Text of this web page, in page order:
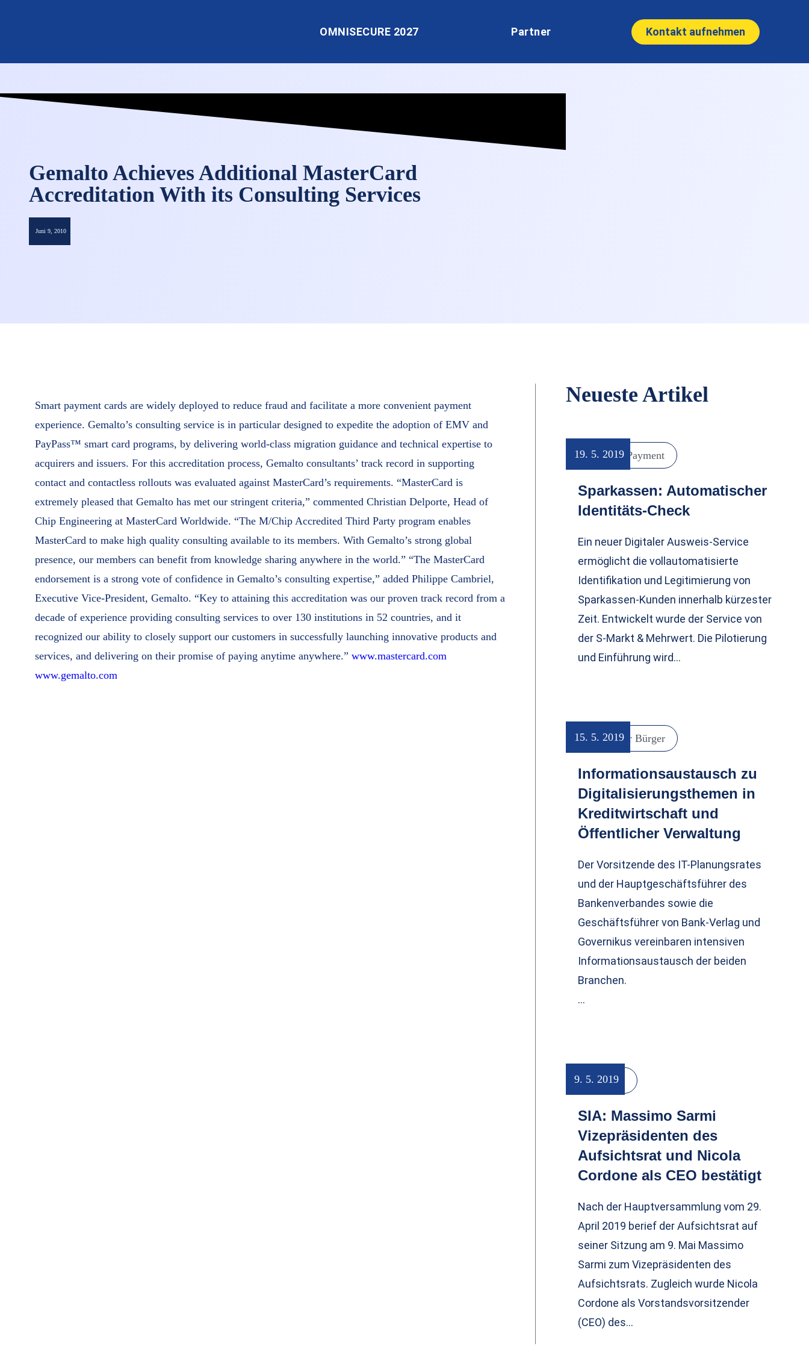
OMNISECURE 2027 Partner Kontakt aufnehmen
Gemalto Achieves Additional MasterCard
Accreditation With its Consulting Services
Juni 9, 2010
Smart payment cards are widely deployed to reduce fraud and facilitate a more convenient payment
experience. Gemalto’s consulting service is in particular designed to expedite the adoption of EMV and
PayPass™ smart card programs, by delivering world-class migration guidance and technical expertise to
acquirers and issuers. For this accreditation process, Gemalto consultants’ track record in supporting
contact and contactless rollouts was evaluated against MasterCard’s requirements. “MasterCard is
extremely pleased that Gemalto has met our stringent criteria,” commented Christian Delporte, Head of
Chip Engineering at MasterCard Worldwide. “The M/Chip Accredited Third Party program enables
MasterCard to make high quality consulting available to its members. With Gemalto’s strong global
presence, our members can benefit from knowledge sharing anywhere in the world.” “The MasterCard
endorsement is a strong vote of confidence in Gemalto’s consulting expertise,” added Philippe Cambriel,
Executive Vice-President, Gemalto. “Key to attaining this accreditation was our proven track record from a
decade of experience providing consulting services to over 130 institutions in 52 countries, and it
recognized our ability to closely support our customers in successfully launching innovative products and
services, and delivering on their promise of paying anytime anywhere.” www.mastercard.com
www.gemalto.com
Neueste Artikel
19. 5. 2019
Digital Payment
Sparkassen: Automatischer
Identitäts-Check
Ein neuer Digitaler Ausweis-Service
ermöglicht die vollautomatisierte
Identifikation und Legitimierung von
Sparkassen-Kunden innerhalb kürzester
Zeit. Entwickelt wurde der Service von
der S-Markt & Mehrwert. Die Pilotierung
und Einführung wird…
15. 5. 2019
Digitaler Bürger
Informationsaustausch zu
Digitalisierungsthemen in
Kreditwirtschaft und
Öffentlicher Verwaltung
Der Vorsitzende des IT-Planungsrates
und der Hauptgeschäftsführer des
Bankenverbandes sowie die
Geschäftsführer von Bank-Verlag und
Governikus vereinbaren intensiven
Informationsaustausch der beiden
Branchen.
…
9. 5. 2019
Namen
SIA: Massimo Sarmi
Vizepräsidenten des
Aufsichtsrat und Nicola
Cordone als CEO bestätigt
Nach der Hauptversammlung vom 29.
April 2019 berief der Aufsichtsrat auf
seiner Sitzung am 9. Mai Massimo
Sarmi zum Vizepräsidenten des
Aufsichtsrats. Zugleich wurde Nicola
Cordone als Vorstandsvorsitzender
(CEO) des…